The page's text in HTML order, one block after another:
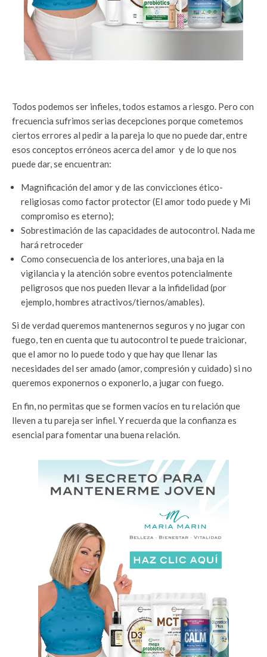
Todos podemos ser infieles, todos estamos a riesgo. Pero con
frecuencia sufrimos serias decepciones porque cometemos
ciertos errores al pedir a la pareja lo que no puede dar, entre
esos conceptos erróneos acerca del amor y de lo que nos
puede dar, se encuentran:
Magnificación del amor y de las convicciones ético-
religiosas como factor protector (El amor todo puede y Mi
compromiso es eterno);
Sobrestimación de las capacidades de autocontrol. Nada me
hará retroceder
Como consecuencia de los anteriores, una baja en la
vigilancia y la atención sobre eventos potencialmente
peligrosos que nos pueden llevar a la infidelidad (por
ejemplo, hombres atractivos/tiernos/amables).
Si de verdad queremos mantenernos seguros y no jugar con
fuego, ten en cuenta que tu autocontrol te puede traicionar,
que el amor no lo puede todo y que hay que llenar las
necesidades del ser amado (amor, compresión y cuidado) si no
queremos exponernos o exponerlo, a jugar con fuego.
En fin, no permitas que se formen vacíos en tu relación que
lleven a tu pareja ser infiel. Y recuerda que la confianza es
esencial para fomentar una buena relación.